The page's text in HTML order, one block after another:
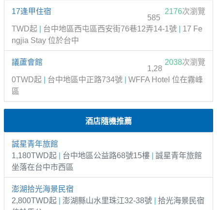
17逢甲住宿 2176次瀏覽
585
TWD起
台中地區西屯區西安街76巷12弄14-1號
17 Fe
ngjia Stay 位於台中
議蘆會館 2038次瀏覽
1,28
0TWD起
台中地區中正路734號
WFFA Hotel 位在霧峰
區
酒店隨機推薦
誠星青年旅館
1,180TWD起
台中地區公益路68號15樓
誠星青年旅館
坐落在台中市西區
澎湖拾光海景民宿
2,800TWD起
澎湖縣山水里珠江32-38號
拾光海景民宿